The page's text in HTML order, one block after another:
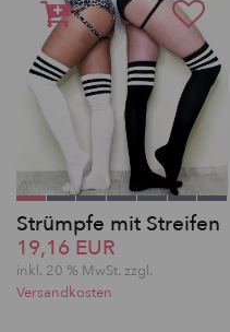
Strümpfe mit Streifen
19,16 EUR
inkl. 20 % MwSt. zzgl.
Versandkosten